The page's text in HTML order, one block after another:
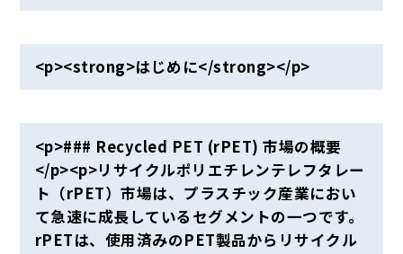
<p><strong>はじめに</strong></p>
<p>### Recycled PET (rPET) 市場の概要
</p><p>リサイクルポリエチレンテレフタレー
ト（rPET）市場は、プラスチック産業におい
て急速に成長しているセグメントの一つです。
rPETは、使用済みのPET製品からリサイクル